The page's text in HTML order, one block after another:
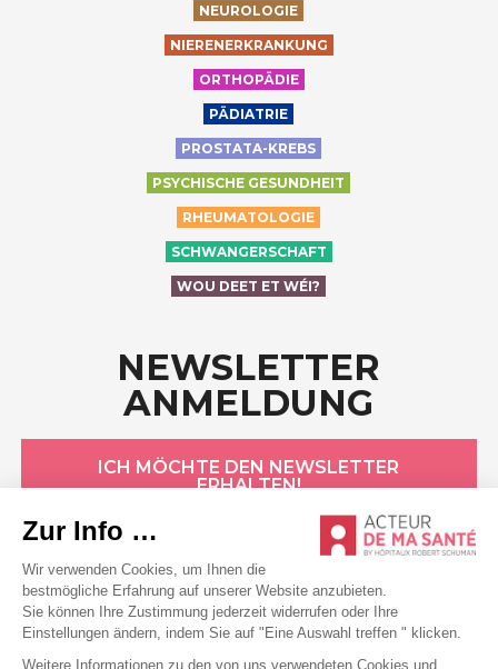
NEUROLOGIE
NIERENERKRANKUNG
ORTHOPÄDIE
PÄDIATRIE
PROSTATA-KREBS
PSYCHISCHE GESUNDHEIT
RHEUMATOLOGIE
SCHWANGERSCHAFT
WOU DEET ET WÉI?
NEWSLETTER
ANMELDUNG
ICH MÖCHTE DEN NEWSLETTER
ERHALTEN!
HÔPITAUX ROBERT SCHUMAN
Datenschutzerklärung
Cookie-Erklärung
Allgemeine Bedingungen